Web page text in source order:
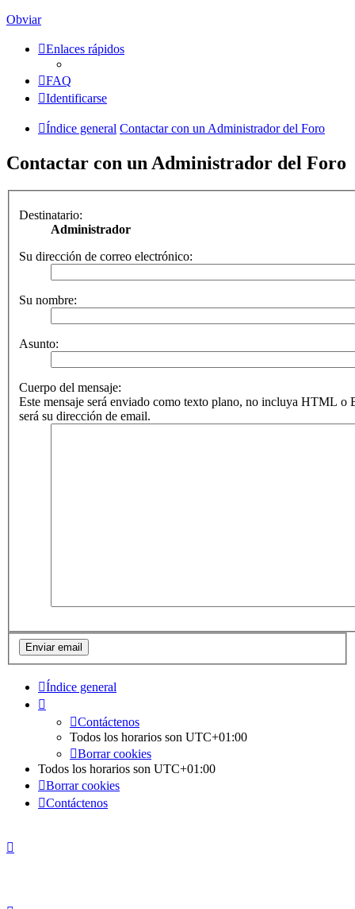
Obviar
Enlaces rápidos
FAQ
Identificarse
Índice general Contactar con un Administrador del Foro
Contactar con un Administrador del Foro
Destinatario:
Administrador
Su dirección de correo electrónico:
Su nombre:
Asunto:
Cuerpo del mensaje:
Este mensaje será enviado como texto plano, no incluya HTML o
será su dirección de email.
Índice general
Contáctenos
Todos los horarios son UTC+01:00
Borrar cookies
Todos los horarios son UTC+01:00
Borrar cookies
Contáctenos